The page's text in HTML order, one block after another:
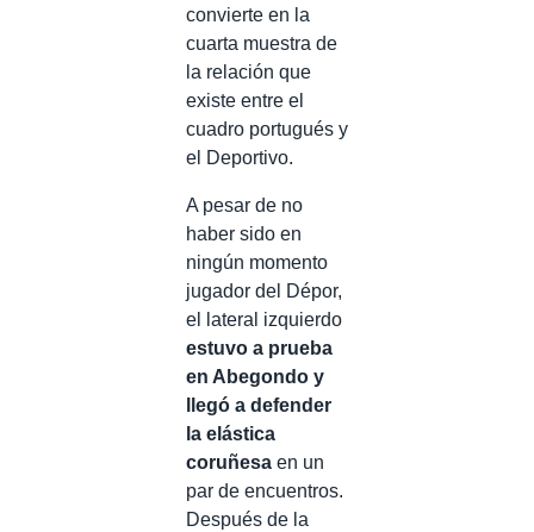
convierte en la
cuarta muestra de
la relación que
existe entre el
cuadro portugués y
el Deportivo.
A pesar de no
haber sido en
ningún momento
jugador del Dépor,
el lateral izquierdo
estuvo a prueba
en Abegondo y
llegó a defender
la elástica
coruñesa en un
par de encuentros.
Después de la